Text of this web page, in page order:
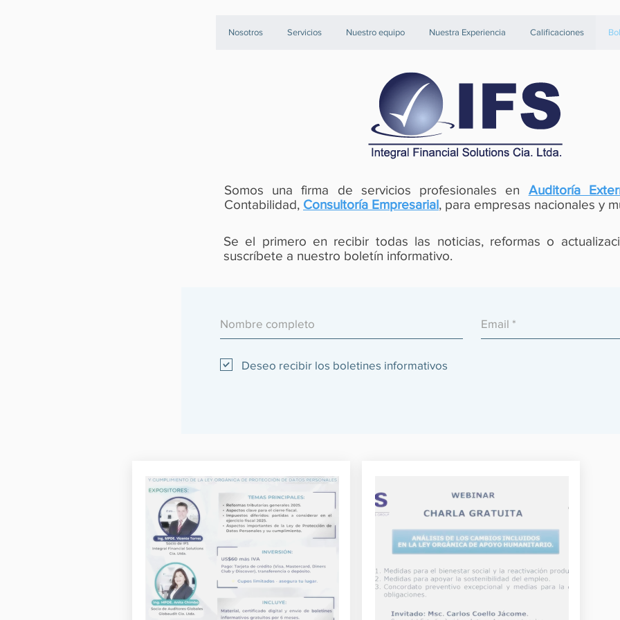
Nosotros Servicios Nuestro equipo Nuestra Experiencia Calificaciones
Somos una firma de servicios profesionales en Auditoría
Contabilidad, Consultoría Empresarial, para empresas nacionales y
Se el primero en recibir todas las noticias, reformas o
suscríbete a nuestro boletín informativo.
Deseo recibir los boletines informativos